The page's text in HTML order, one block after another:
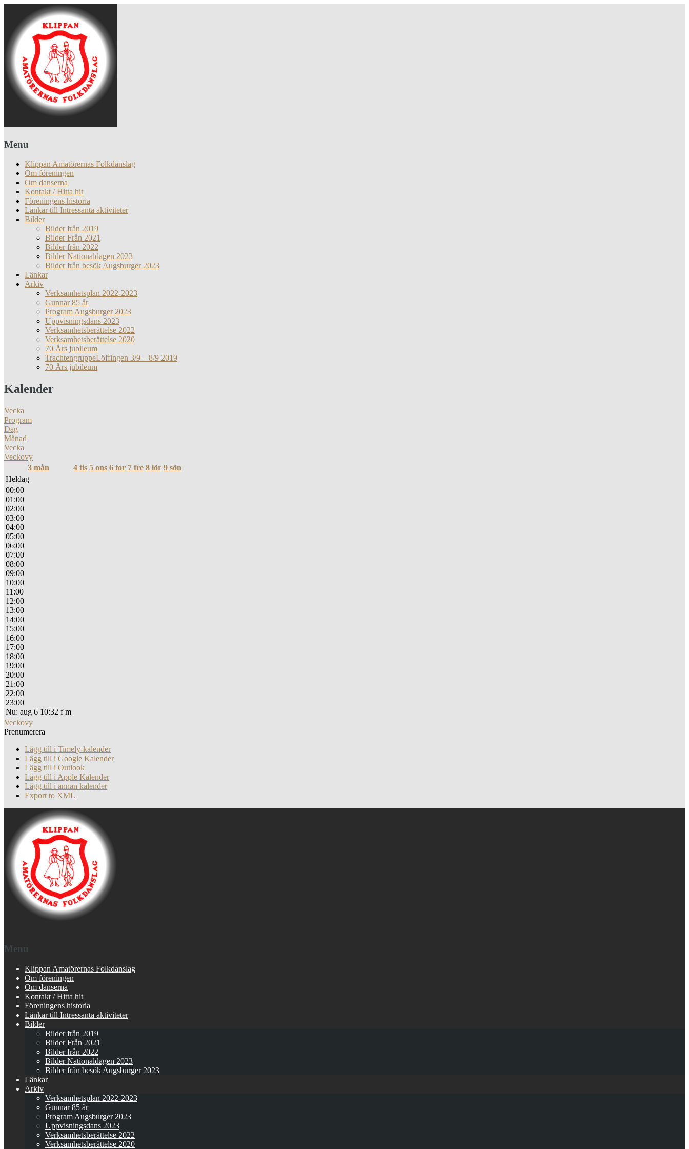
Menu
Klippan Amatörernas Folkdanslag
Om föreningen
Om danserna
Kontakt / Hitta hit
Föreningens historia
Länkar till Intressanta aktiviteter
Bilder
Bilder från 2019
Bilder Från 2021
Bilder från 2022
Bilder Nationaldagen 2023
Bilder från besök Augsburger 2023
Länkar
Arkiv
Verksamhetsplan 2022-2023
Gunnar 85 år
Program Augsburger 2023
Uppvisningsdans 2023
Verksamhetsberättelse 2022
Verksamhetsberättelse 2020
70 Års jubileum
TrachtengruppeLöffingen 3/9 – 8/9 2019
70 Års jubileum
Kalender
Vecka
Program
Dag
Månad
Vecka
Veckovy
3 mån 4 tis 5 ons 6 tor 7 fre 8 lör 9 sön
Heldag
00:00
01:00
02:00
03:00
04:00
05:00
06:00
07:00
08:00
09:00
10:00
11:00
12:00
13:00
14:00
15:00
16:00
17:00
18:00
19:00
20:00
21:00
22:00
23:00
Nu: aug 6 10:32 f m
Veckovy
Prenumerera
Lägg till i Timely-kalender
Lägg till i Google Kalender
Lägg till i Outlook
Lägg till i Apple Kalender
Lägg till i annan kalender
Export to XML
Menu
Klippan Amatörernas Folkdanslag
Om föreningen
Om danserna
Kontakt / Hitta hit
Föreningens historia
Länkar till Intressanta aktiviteter
Bilder
Bilder från 2019
Bilder Från 2021
Bilder från 2022
Bilder Nationaldagen 2023
Bilder från besök Augsburger 2023
Länkar
Arkiv
Verksamhetsplan 2022-2023
Gunnar 85 år
Program Augsburger 2023
Uppvisningsdans 2023
Verksamhetsberättelse 2022
Verksamhetsberättelse 2020